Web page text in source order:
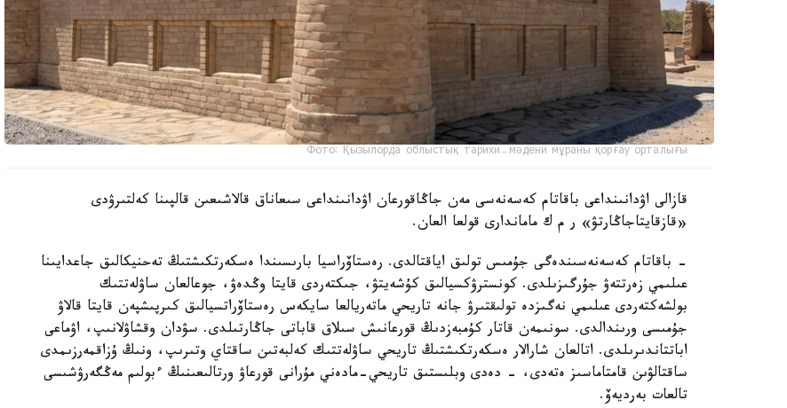
Фото: Қызылорда облыстық тарихи-мәдени мұраны қорғау орталығы
قازالى اۋدانىنداعى باقاتام كەسەنەسى مەن جاڭاقورعان اۋدانىنداعى سىعاناق قالاشىعىن قالپىنا كەلتىرۋدى
«قازقايتاجاڭارتۋ» ر م ك ماماندارى قولعا العان.
- باقاتام كەسەنەسىندەگى جۇمىس تولىق اياقتالدى. رەستاۆراسيا بارىسىندا ەسكەرتكىشتىڭ تەحنيكالىق جاعدايىنا
عىلىمي زەرتتەۋ جۇرگىزىلدى. كونسترۋكسيالىق كۇشەيتۋ، جىكتەردى قايتا وڭدەۋ، جوعالعان ساۋلەتتىك
بولشەكتەردى عىلىمي نەگىزدە تولىقتىرۋ جانە تاريحي ماتەريالعا سايكەس رەستاۆراتسيالىق كىرپىشپەن قايتا قالاۋ
جۇمىسى ورىندالدى. سونىمەن قاتار كۇمبەزدىڭ قورعانىش سىلاق قاباتى جاڭارتىلدى. سۋدان وقشاۋلانىپ، اۋماعى
اباتتاندىرىلدى. اتالعان شارالار ەسكەرتكىشتىڭ تاريحي ساۋلەتتىك كەلبەتىن ساقتاي وتىرىپ، ونىڭ ۇزاقمەرزىمدى
ساقتالۋىن قامتاماسىز ەتەدى، - دەدى وبلىستىق تاريحي-مادەني مۇرانى قورعاۋ ورتالىعىنىڭ ءبولىم مەڭگەرۋشىسى
تالعات بەرديەۆ.